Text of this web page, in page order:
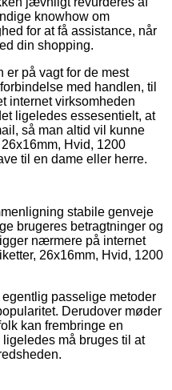
knowhow om
for at få assistance, når
din shopping.
er på vagt for de mest
med handlen, til
internet virksomheden
ligeledes essesentielt, at
så man altid vil kunne
Hvid, 1200
til en dame eller herre.
stabile genveje
brugeres betragtninger og
nærmere på internet
26x16mm, Hvid, 1200
passelige metoder
Derudover møder
kan frembringe en
må bruges til at